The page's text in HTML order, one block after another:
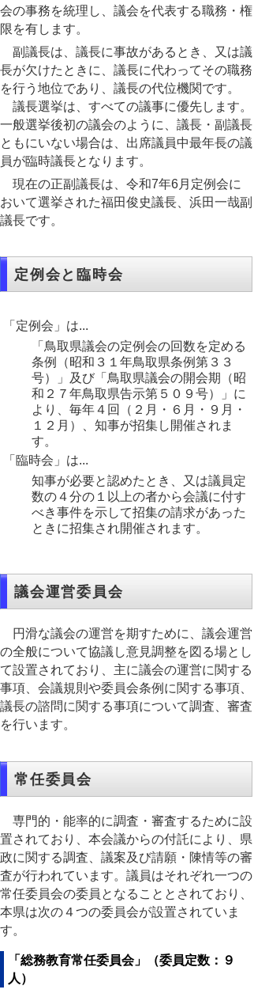
会の事務を統理し、議会を代表する職務・権
限を有します。
副議長は、議長に事故があるとき、又は議
長が欠けたときに、議長に代わってその職務
を行う地位であり、議長の代位機関です。
議長選挙は、すべての議事に優先します。
一般選挙後初の議会のように、議長・副議長
ともにいない場合は、出席議員中最年長の議
員が臨時議長となります。
現在の正副議長は、令和7年6月定例会に
おいて選挙された福田俊史議長、浜田一哉副
議長です。
定例会と臨時会
「定例会」は...
「鳥取県議会の定例会の回数を定める
条例（昭和３１年鳥取県条例第３３
号）」及び「鳥取県議会の開会期（昭
和２７年鳥取県告示第５０９号）」に
より、毎年４回（２月・６月・９月・
１２月）、知事が招集し開催されま
す。
「臨時会」は...
知事が必要と認めたとき、又は議員定
数の４分の１以上の者から会議に付す
べき事件を示して招集の請求があった
ときに招集され開催されます。
議会運営委員会
円滑な議会の運営を期すために、議会運営
の全般について協議し意見調整を図る場とし
て設置されており、主に議会の運営に関する
事項、会議規則や委員会条例に関する事項、
議長の諮問に関する事項について調査、審査
を行います。
常任委員会
専門的・能率的に調査・審査するために設
置されており、本会議からの付託により、県
政に関する調査、議案及び請願・陳情等の審
査が行われています。議員はそれぞれ一つの
常任委員会の委員となることとされており、
本県は次の４つの委員会が設置されていま
す。
「総務教育常任委員会」（委員定数：９
人）